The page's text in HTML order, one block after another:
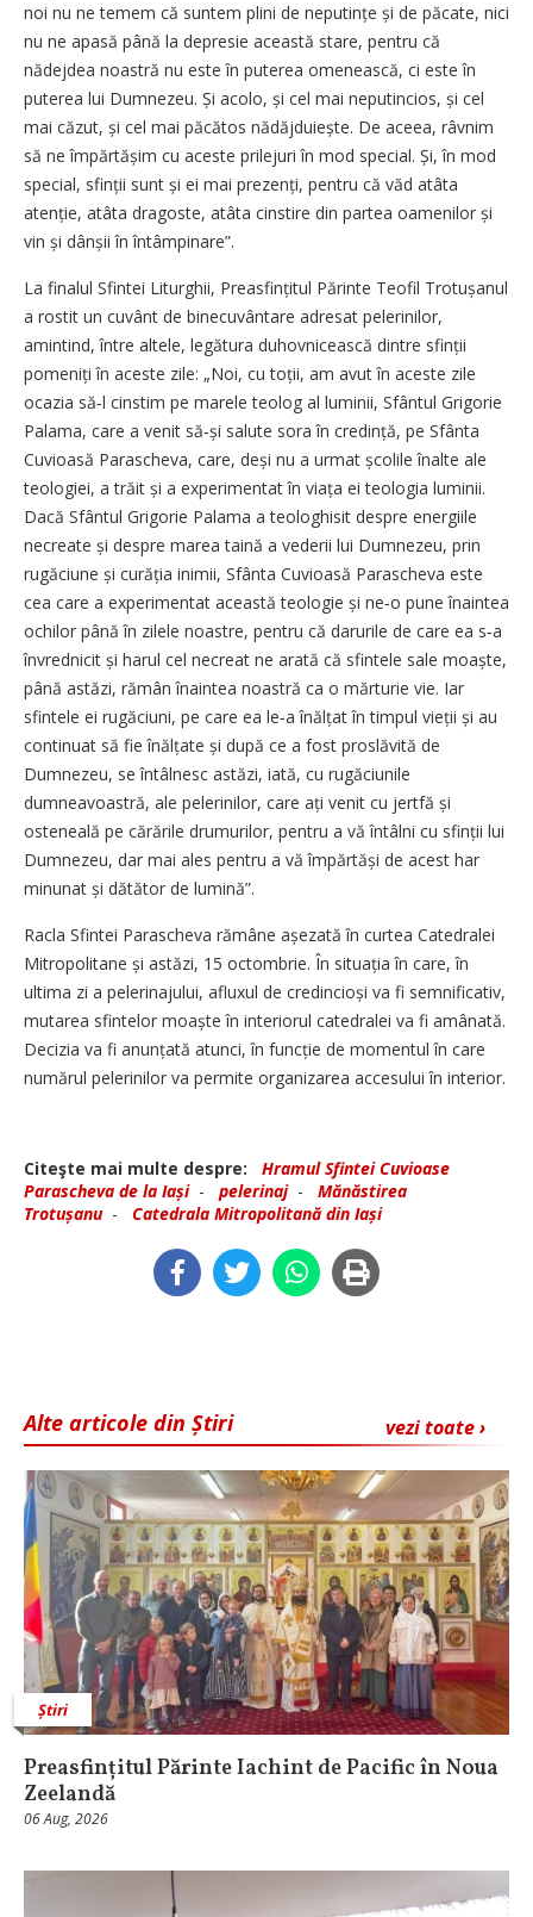
noi nu ne temem că suntem plini de neputințe și de păcate, nici
nu ne apasă până la depresie această stare, pentru că
nădejdea noastră nu este în puterea omenească, ci este în
puterea lui Dumnezeu. Și acolo, și cel mai neputincios, și cel
mai căzut, și cel mai păcătos nădăjduiește. De aceea, râvnim
să ne împărtășim cu aceste prilejuri în mod special. Și, în mod
special, sfinții sunt și ei mai prezenți, pentru că văd atâta
atenție, atâta dragoste, atâta cinstire din partea oamenilor și
vin și dânșii în întâmpinare”.
La finalul Sfintei Liturghii, Preasfințitul Părinte Teofil Trotușanul
a rostit un cuvânt de binecuvântare adresat pelerinilor,
amintind, între altele, legătura duhovnicească dintre sfinții
pomeniți în aceste zile: „Noi, cu toții, am avut în aceste zile
ocazia să‑l cinstim pe marele teolog al luminii, Sfântul Grigorie
Palama, care a venit să‑și salute sora în credință, pe Sfânta
Cuvioasă Parascheva, care, deși nu a urmat școlile înalte ale
teologiei, a trăit și a experimentat în viața ei teologia luminii.
Dacă Sfântul Grigorie Palama a teologhisit despre energiile
necreate și despre marea taină a vederii lui Dumnezeu, prin
rugăciune și curăția inimii, Sfânta Cuvioasă Parascheva este
cea care a experimentat această teologie și ne‑o pune înaintea
ochilor până în zilele noastre, pentru că darurile de care ea s‑a
învrednicit și harul cel necreat ne arată că sfintele sale moaște,
până astăzi, rămân înaintea noastră ca o mărturie vie. Iar
sfintele ei rugăciuni, pe care ea le‑a înălțat în timpul vieții și au
continuat să fie înălțate și după ce a fost proslăvită de
Dumnezeu, se întâlnesc astăzi, iată, cu rugăciunile
dumneavoastră, ale pelerinilor, care ați venit cu jertfă și
osteneală pe cărările drumurilor, pentru a vă întâlni cu sfinții lui
Dumnezeu, dar mai ales pentru a vă împărtăși de acest har
minunat și dătător de lumină”.
Racla Sfintei Parascheva rămâne așezată în curtea Catedralei
Mitropolitane și astăzi, 15 octombrie. În situația în care, în
ultima zi a pelerinajului, afluxul de credincioși va fi semnificativ,
mutarea sfintelor moaște în interiorul catedralei va fi amânată.
Decizia va fi anunțată atunci, în funcție de momentul în care
numărul pelerinilor va permite organizarea accesului în interior.
Citeşte mai multe despre:
Hramul Sfintei Cuvioase
Parascheva de la Iași- pelerinaj- Mănăstirea
Trotușanu- Catedrala Mitropolitană din Iași
vezi toate ›
Alte articole din Știri
Știri
Preasfințitul Părinte Iachint de Pacific în Noua
Zeelandă
06 Aug, 2026